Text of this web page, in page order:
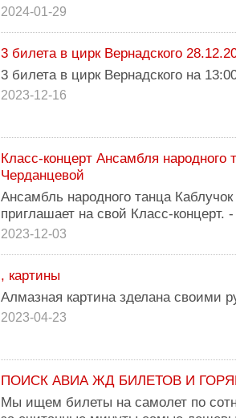
2024-01-29
3 билета в цирк Вернадского
3 билета в цирк Вернадского на
2023-12-16
Класс-концерт Ансамбля
Черданцевой
Ансамбль народного танца
приглашает на свой Класс-концерт.
2023-12-03
, картины
Алмазная картина зделана своими
2023-04-23
ПОИСК АВИА ЖД БИЛЕТОВ И
Мы ищем билеты на самолет по